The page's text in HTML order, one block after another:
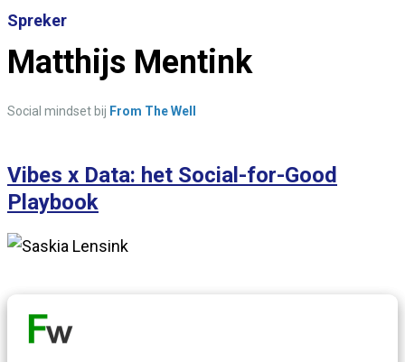
Spreker
Matthijs Mentink
Social mindset bij From The Well
Vibes x Data: het Social-for-Good
Playbook